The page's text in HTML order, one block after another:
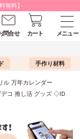
無料】
問合せ カート
メニュー
手作り材料
ル 万年カレンダー
デコ 推し活 グッズ ◇ID